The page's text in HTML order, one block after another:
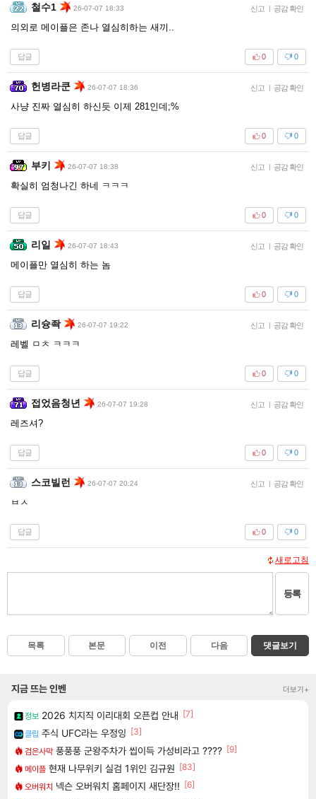
철수1 26-07-07 18:33 신고 | 공감 확인
의외로 메이플은 존나 열심히하는 새끼..
답글 0
0
헌병라쿤 26-07-07 18:36 신고 | 공감 확인
사냥 진짜 열심히 하신듯 이제 281인데;%
답글 0
0
부키 26-07-07 18:38 신고 | 공감 확인
확실히 엄청나긴 하네 ㅋㅋㅋ
답글 0
0
리일 26-07-07 18:43 신고 | 공감 확인
메이플만 열심히 하는 놈
답글 0
0
리슝좍 26-07-07 19:22 신고 | 공감 확인
레벨 ㅁㅊ ㅋㅋㅋ
답글 0
0
접었음청년 26-07-07 19:28 신고 | 공감 확인
레즈셔?
답글 0
0
스코빌런 26-07-07 20:24 신고 | 공감 확인
ㅂㅅ
답글 0
0
새로고침
등록
목록 본문 이전 다음 댓글보기
지금 뜨는 인벤 더보기+
정보 2026 치지직 이리대회 오픈컵 안내 [7]
클립 주식 UFC라는 우정잉 [3]
검은사막 풍풍풍 군왕주차가 씹이득 가성비라고 ???? [9]
메이플 현재 나무위키 실검 1위인 김규원 [83]
오버워치 넥슨 오버워치 홈페이지 새단장!! [6]